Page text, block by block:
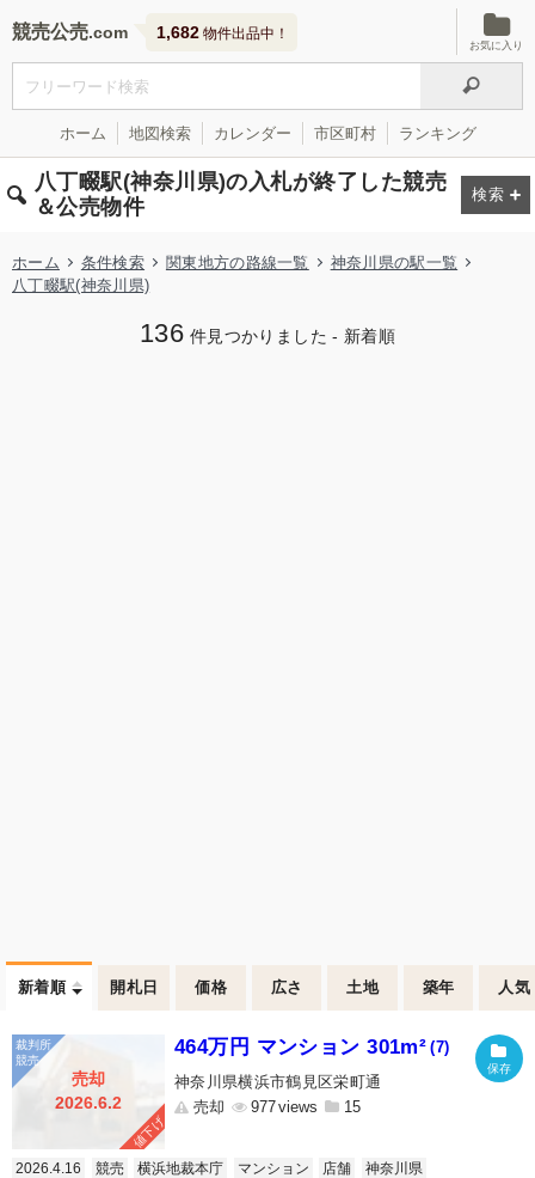
競売公売 1,682 物件出品中！
お気に入り
ホーム 地図検索 カレンダー 市区町村 ランキング
八丁畷駅(神奈川県)の入札が終了した競売
＆公売物件
ホーム 条件検索 関東地方の路線一覧
神奈川県の駅一覧
八丁畷駅(神奈川県)
136 件見つかりました - 新着順
新着順 開札日 価格 広さ 土地 築年 人気
売却
2026.6.2
値下げ
464万円 マンション 301m² (7)
神奈川県横浜市鶴見区栄町通
売却
977 15
2026.4.16 競売 横浜地裁本庁 マンション 店舗
神奈川県